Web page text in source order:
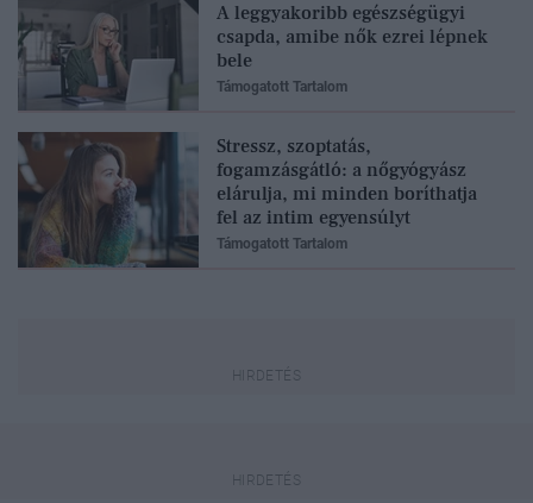
A leggyakoribb egészségügyi
csapda, amibe nők ezrei lépnek
bele
Támogatott Tartalom
Stressz, szoptatás,
fogamzásgátló: a nőgyógyász
elárulja, mi minden boríthatja
fel az intim egyensúlyt
Támogatott Tartalom